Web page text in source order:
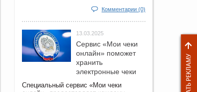
Комментарии (0)
13.03.2025
Сервис «Мои чеки
онлайн» поможет
хранить
электронные чеки
Специальный сервис «Мои чеки